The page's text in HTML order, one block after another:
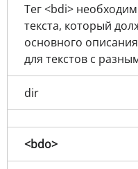
Тег <bdi>
текста, который
основного
для текстов с
dir
<bdo>